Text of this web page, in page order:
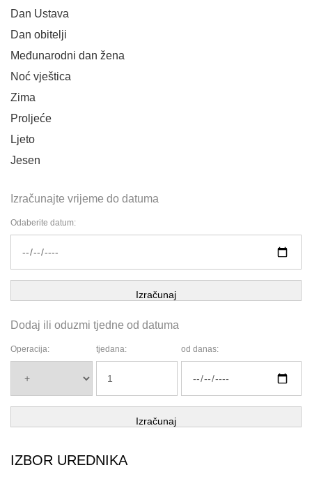
Dan Ustava
Dan obitelji
Međunarodni dan žena
Noć vještica
Zima
Proljeće
Ljeto
Jesen
Izračunajte vrijeme do datuma
Odaberite datum:
Izračunaj
Dodaj ili oduzmi tjedne od datuma
Operacija: tjedana: od danas:
Izračunaj
IZBOR UREDNIKA